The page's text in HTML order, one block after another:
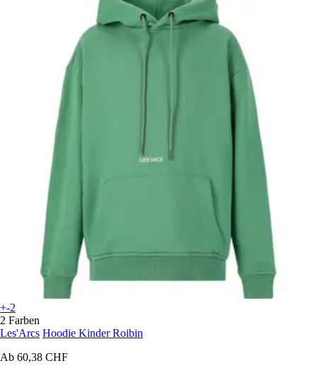
+-2
2 Farben
Les'Arcs Hoodie Kinder Roibin
Ab 60,38 CHF